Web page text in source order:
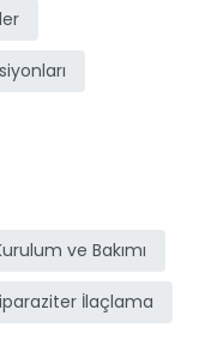
ve Bakımı
İlaçlama